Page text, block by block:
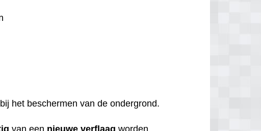
het beschermen van de ondergrond.
van een nieuwe verflaag worden